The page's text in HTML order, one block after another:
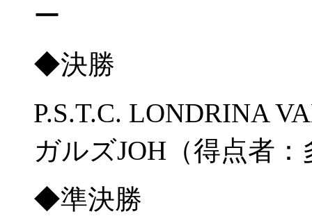
ー
◆決勝
P.S.T.C. LONDRINA
ガルズJOH（得点者
◆準決勝